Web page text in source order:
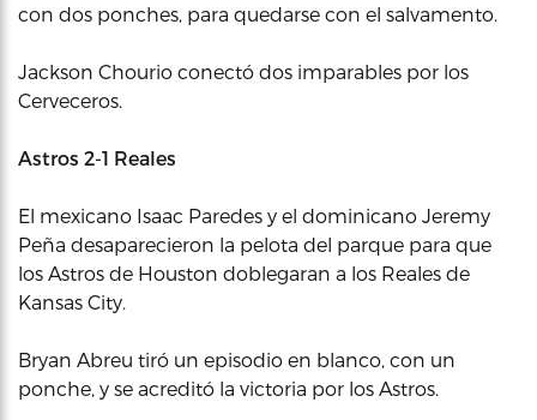
con dos ponches, para quedarse con el salvamento.
Jackson Chourio conectó dos imparables por los
Cerveceros.
Astros 2-1 Reales
El mexicano Isaac Paredes y el dominicano Jeremy
Peña desaparecieron la pelota del parque para que
los Astros de Houston doblegaran a los Reales de
Kansas City.
Bryan Abreu tiró un episodio en blanco, con un
ponche, y se acreditó la victoria por los Astros.